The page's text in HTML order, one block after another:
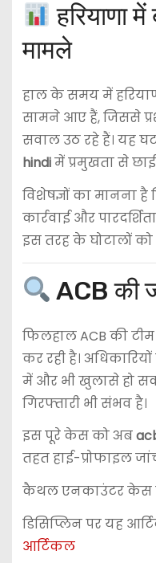
हरियाणा
मामले
हाल के समय में
सामने आए हैं, जिससे
सवाल उठ रहे हैं। यह
hindiमें प्रमुखता से छाई
विशेषज्ञों का मानना
कार्रवाई और
इस तरह के घोटालों
ACB की
फिलहाल ACB की
कर रही है।
में और भी खुलासे हो
गिरफ्तारी भी संभव है।
इस पूरे केस को अब
तहत हाई-प्रोफाइल
कैथल एनकाउंटर केस
डिसिप्लिन पर यह
आर्टिकल